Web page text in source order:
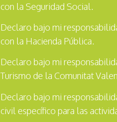
con la Seguridad Social.
Declaro bajo mi
con la Hacienda Pública.
Declaro bajo mi
Turismo de la Comunitat
Declaro bajo mi
civil específico para las